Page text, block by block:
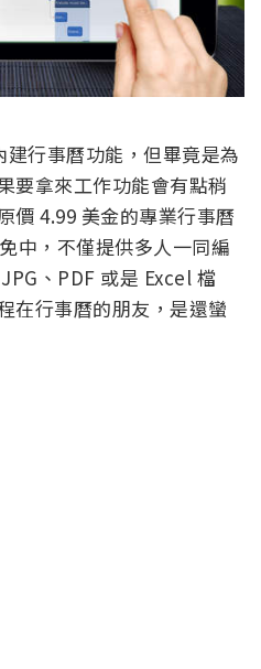
行事曆功能，但畢竟是為
要拿來工作功能會有點稍
價 4.99 美金的專業行事曆
中，不僅提供多人一同編
、PDF 或是 Excel 檔
在行事曆的朋友，是還蠻